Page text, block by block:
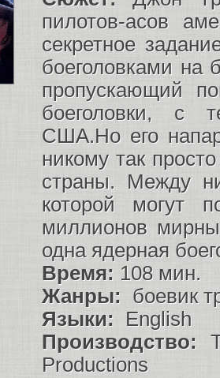
пилотов-асов
секретное
боеголовками на
пропускающий
боеголовки, с
США.Но его
никому так
страны. Между
которой могут
миллионов
одна ядерная
Время: 108 мин.
Жанры: боевик
Языки: English
Производство:
Productions